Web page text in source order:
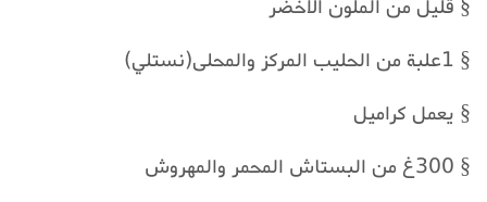
§ قليل من الملون الأخضر
§ 1علبة من الحليب المركز والمحلى(نستلي)
§ يعمل كراميل
§ 300غ من البستاش المحمر والمهروش